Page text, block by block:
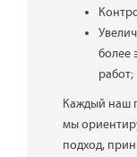
более
работ;
Каждый наш
мы
подход,